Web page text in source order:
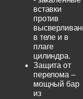
вставки
против
в теле и в
плаге
цилиндра.
Защита от
перелома –
мощный бар
из